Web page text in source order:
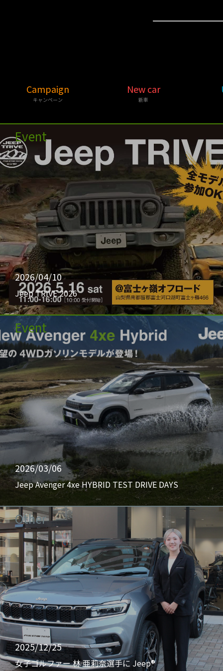
Campaign
キャンペーン
New car
新車
Event
2026/04/10
Jeep TRIVE 2026
Event
2026/03/06
Jeep Avenger 4xe HYBRID TEST DRIVE DAYS
Other
2025/12/25
女子ゴルファー 林 亜莉奈選手に Jeep®